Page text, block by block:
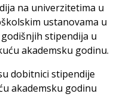
na univerzitetima u
ustanovama u
stipendija u
akademsku godinu.
dobitnici stipendije
akademsku godinu